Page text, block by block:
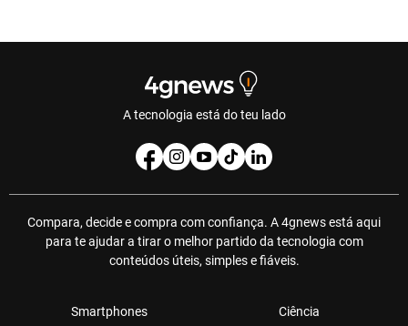
A tecnologia está do teu lado
Compara, decide e compra com confiança. A 4gnews está aqui
para te ajudar a tirar o melhor partido da tecnologia com
conteúdos úteis, simples e fiáveis.
Smartphones Ciência